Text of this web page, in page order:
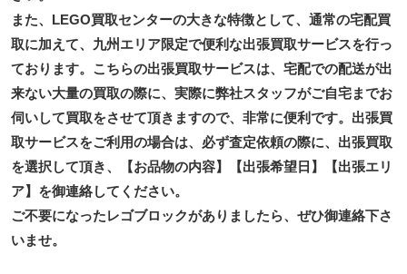
また、LEGO買取センターの大きな特徴として、通常の宅配買
取に加えて、九州エリア限定で便利な出張買取サービスを行っ
ております。こちらの出張買取サービスは、宅配での配送が出
来ない大量の買取の際に、実際に弊社スタッフがご自宅までお
伺いして買取をさせて頂きますので、非常に便利です。出張買
取サービスをご利用の場合は、必ず査定依頼の際に、出張買取
を選択して頂き、【お品物の内容】【出張希望日】【出張エリ
ア】を御連絡してください。
ご不要になったレゴブロックがありましたら、ぜひ御連絡下さ
いませ。